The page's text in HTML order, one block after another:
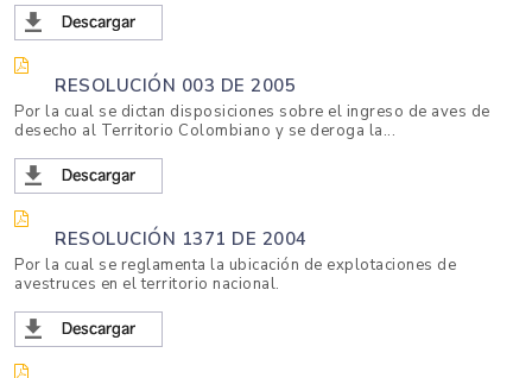
RESOLUCIÓN 003 DE 2005
Por la cual se dictan disposiciones sobre el ingreso de aves de
desecho al Territorio Colombiano y se deroga la...
RESOLUCIÓN 1371 DE 2004
Por la cual se reglamenta la ubicación de explotaciones de
avestruces en el territorio nacional.